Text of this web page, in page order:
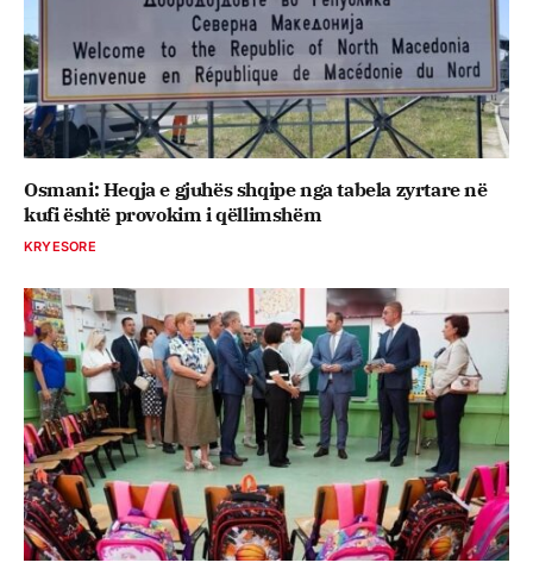
Osmani: Heqja e gjuhës shqipe nga tabela zyrtare në
kufi është provokim i qëllimshëm
KRYESORE